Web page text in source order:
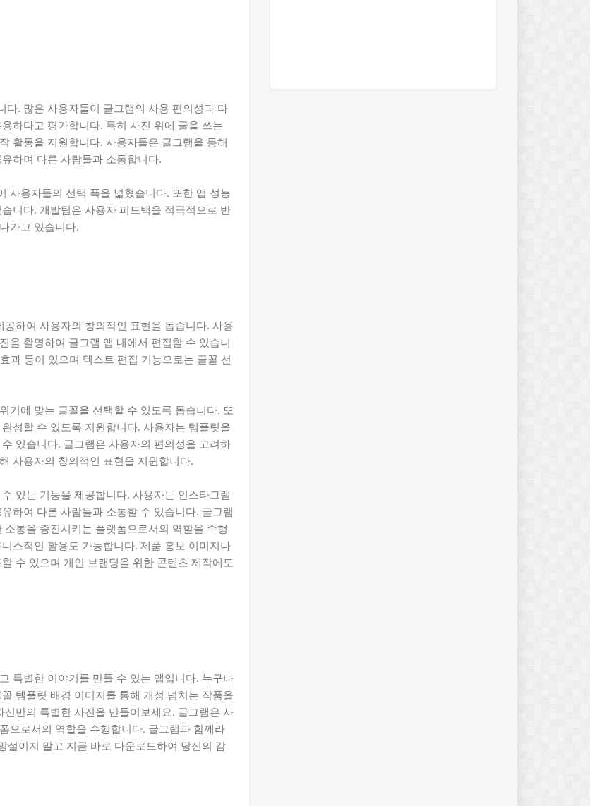
. 많은 사용자들이 글그램의 사용 편의성과 다
하다고 평가합니다. 특히 사진 위에 글을 쓰는
활동을 지원합니다. 사용자들은 글그램을 통해
하며 다른 사람들과 소통합니다.
사용자들의 선택 폭을 넓혔습니다. 또한 앱 성능
니다. 개발팀은 사용자 피드백을 적극적으로 반
가고 있습니다.
하여 사용자의 창의적인 표현을 돕습니다. 사용
을 촬영하여 글그램 앱 내에서 편집할 수 있습니
과 등이 있으며 텍스트 편집 기능으로는 글꼴 선
기에 맞는 글꼴을 선택할 수 있도록 돕습니다. 또
성할 수 있도록 지원합니다. 사용자는 템플릿을
있습니다. 글그램은 사용자의 편의성을 고려하
사용자의 창의적인 표현을 지원합니다.
있는 기능을 제공합니다. 사용자는 인스타그램
하여 다른 사람들과 소통할 수 있습니다. 글그램
통을 증진시키는 플랫폼으로서의 역할을 수행
스적인 활용도 가능합니다. 제품 홍보 이미지나
수 있으며 개인 브랜딩을 위한 콘텐츠 제작에도
특별한 이야기를 만들 수 있는 앱입니다. 누구나
템플릿 배경 이미지를 통해 개성 넘치는 작품을
만의 특별한 사진을 만들어보세요. 글그램은 사
으로서의 역할을 수행합니다. 글그램과 함께라
설이지 말고 지금 바로 다운로드하여 당신의 감